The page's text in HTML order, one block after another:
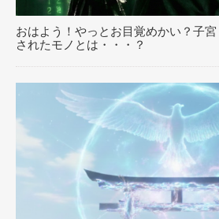
おはよう！やっとお目覚めかい？子
されたモノとは・・・？